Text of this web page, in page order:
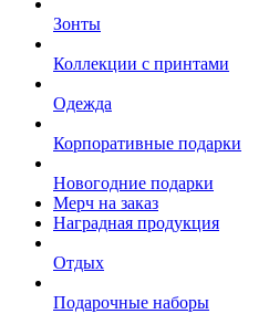
Зонты
Коллекции с принтами
Одежда
Корпоративные подарки
Новогодние подарки
Мерч на заказ
Наградная продукция
Отдых
Подарочные наборы